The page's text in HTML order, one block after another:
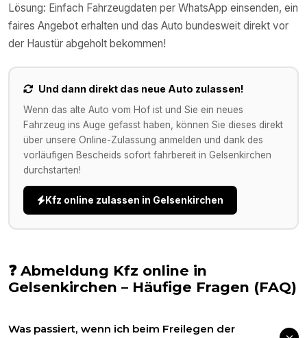
Lösung: Einfach Fahrzeugdaten per WhatsApp einsenden, ein
faires Angebot erhalten und das Auto bundesweit direkt vor
der Haustür abgeholt bekommen!
Und dann direkt das neue Auto zulassen!
Wenn das alte Auto vom Hof ist und Sie ein neues
Fahrzeug ins Auge gefasst haben, können Sie dieses direkt
über unsere Online-Zulassung anmelden und dank des
vorläufigen Bescheids sofort fahrbereit in Gelsenkirchen
durchstarten!
Kfz online zulassen in Gelsenkirchen
❓ Abmeldung Kfz online in
Gelsenkirchen – Häufige Fragen (FAQ)
Was passiert, wenn ich beim Freilegen der